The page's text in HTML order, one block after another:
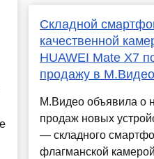
Складной
качественной
HUAWEI Mate X7
продажу в М.Видео
М.Видео объявила о
продаж новых
— складного
флагманской